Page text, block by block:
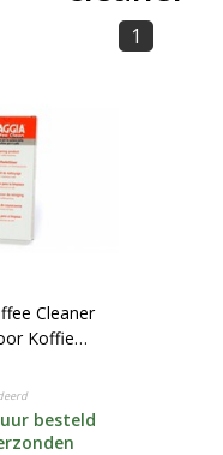
1
Cleaner
Koffie
besteld